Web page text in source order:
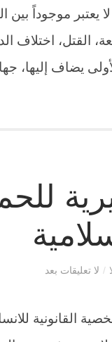
يعتبر موجوداً بين
القتل، اختلاف
يضاف إليها،
/ لا تعليقات بعد
القانونية